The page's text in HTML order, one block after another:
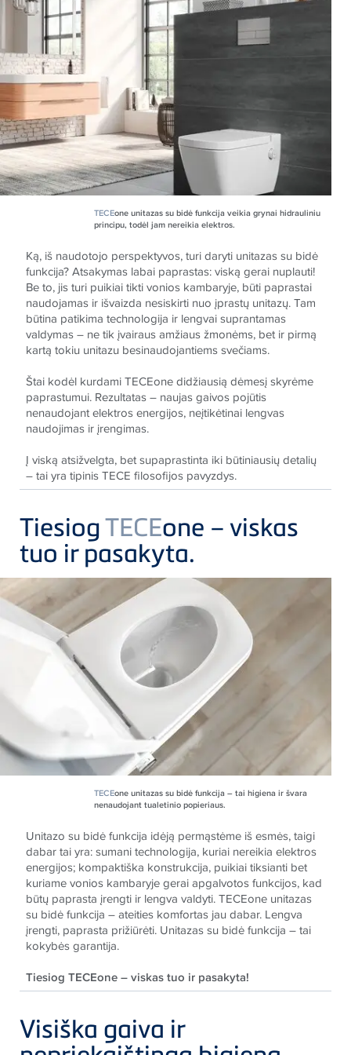
TECEone unitazas su bidė funkcija veikia grynai hidrauliniu
principu, todėl jam nereikia elektros.
Ką, iš naudotojo perspektyvos, turi daryti unitazas su bidė
funkcija? Atsakymas labai paprastas: viską gerai nuplauti!
Be to, jis turi puikiai tikti vonios kambaryje, būti paprastai
naudojamas ir išvaizda nesiskirti nuo įprastų unitazų. Tam
būtina patikima technologija ir lengvai suprantamas
valdymas – ne tik įvairaus amžiaus žmonėms, bet ir pirmą
kartą tokiu unitazu besinaudojantiems svečiams.
Štai kodėl kurdamiTECEone didžiausią dėmesį skyrėme
paprastumui. Rezultatas – naujas gaivos pojūtis
nenaudojant elektros energijos, neįtikėtinai lengvas
naudojimas ir įrengimas.
Į viską atsižvelgta, bet supaprastinta iki būtiniausių detalių
– tai yra tipinisTECE filosofijos pavyzdys.
TiesiogTECEone – viskas
tuo ir pasakyta.
TECEone unitazas su bidė funkcija – tai higiena ir švara
nenaudojant tualetinio popieriaus.
Unitazo su bidė funkcija idėją permąstėme iš esmės, taigi
dabar tai yra: sumani technologija, kuriai nereikia elektros
energijos; kompaktiška konstrukcija, puikiai tiksianti bet
kuriame vonios kambaryjegerai apgalvotos funkcijos, kad
būtų paprasta įrengti ir lengva valdyti.TECEone unitazas
su bidė funkcija – ateities komfortas jau dabar. Lengva
įrengti, paprasta prižiūrėti. Unitazas su bidė funkcija – tai
kokybės garantija.
Tiesiog TECEone – viskas tuo ir pasakyta!
Visiška gaiva ir